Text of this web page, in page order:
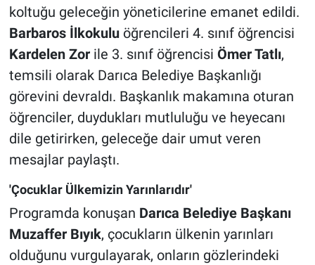
koltuğu geleceğin yöneticilerine emanet edildi.
Barbaros İlkokuluöğrencileri 4. sınıf öğrencisi
Kardelen Zorile 3. sınıf öğrencisi Ömer Tatlı,
temsili olarak Darıca Belediye Başkanlığı
görevini devraldı. Başkanlık makamına oturan
öğrenciler, duydukları mutluluğu ve heyecanı
dile getirirken, geleceğe dair umut veren
mesajlar paylaştı.
'Çocuklar Ülkemizin Yarınlarıdır'
Programda konuşan Darıca Belediye Başkanı
Muzaffer Bıyık, çocukların ülkenin yarınları
olduğunu vurgulayarak, onların gözlerindeki